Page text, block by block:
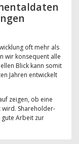
oft mehr als
wir konsequent alle
Blick kann somit
Jahren entwickelt
zeigen, ob eine
Shareholder-
gute Arbeit zur